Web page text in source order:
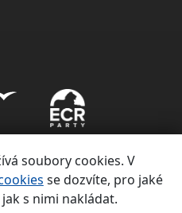
soubory cookies. V
se dozvíte, pro jaké
s nimi nakládat.